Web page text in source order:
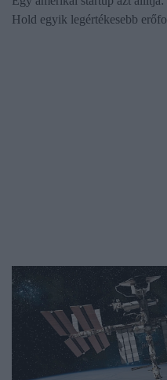
Hold egyik legértékesebb